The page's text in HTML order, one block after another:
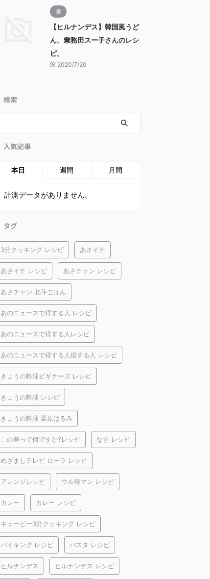
麺
【ヒルナンデス】韓国風うど
ん。業務田スー子さんのレシ
ピ。
2020/7/20
検索
人気記事
本日 週間 月間
計測データがありません。
タグ
3分クッキング レシピ あさイチ
あさイチ レシピ あさチャン レシピ
あさチャン 北斗ごはん
あのニュースで得する人 レシピ
あのニュースで得する人レシピ
あのニュースで得する人損する人 レシピ
きょうの料理ビギナーズ レシピ
きょうの料理 レシピ
きょうの料理 栗原はるみ
この差って何ですか?レシピ なす レシピ
めざましテレビ ローラ レシピ
アレンジレシピ ウル得マン レシピ
カレー カレー レシピ
キューピー3分クッキング レシピ
バイキング レシピ パスタ レシピ
ヒルナンデス ヒルナンデス レシピ